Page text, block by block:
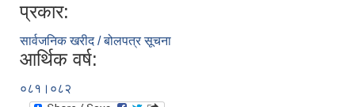
प्रकार:
सार्वजनिक खरीद / बोलपत्र सूचना
आर्थिक वर्ष:
०८१।०८२